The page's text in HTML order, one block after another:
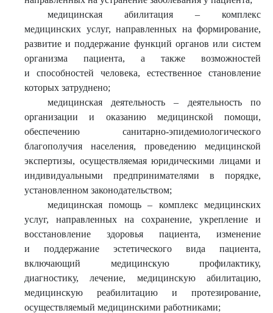
медицинская абилитация – комплекс
медицинских услуг, направленных на формирование,
развитие и поддержание функций органов или систем
организма пациента, а также возможностей
и способностей человека, естественное становление
которых затруднено;
медицинская деятельность – деятельность по
организации и оказанию медицинской помощи,
обеспечению санитарно-эпидемиологического
благополучия населения, проведению медицинской
экспертизы, осуществляемая юридическими лицами и
индивидуальными предпринимателями в порядке,
установленном законодательством;
медицинская помощь – комплекс медицинских
услуг, направленных на сохранение, укрепление и
восстановление здоровья пациента, изменение
и поддержание эстетического вида пациента,
включающий медицинскую профилактику,
диагностику, лечение, медицинскую абилитацию,
медицинскую реабилитацию и протезирование,
осуществляемый медицинскими работниками;